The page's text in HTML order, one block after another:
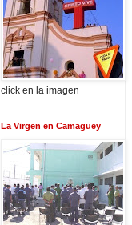
click en la imagen
La Virgen en Camagüey